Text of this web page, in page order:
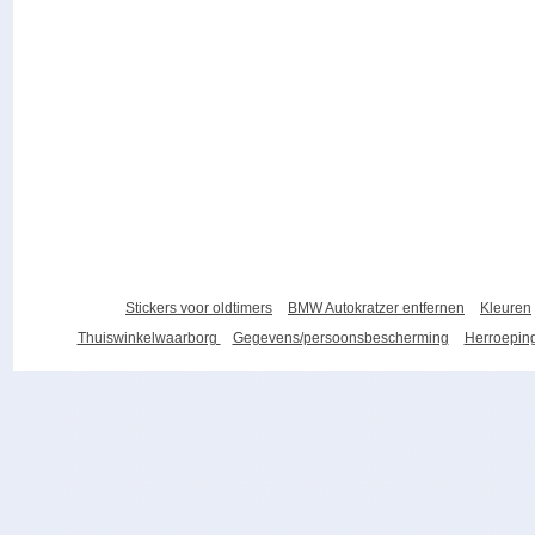
Stickers voor oldtimers BMW Autokratzer entfernen
Kleuren
Thuiswinkelwaarborg
Gegevens/persoonsbescherming